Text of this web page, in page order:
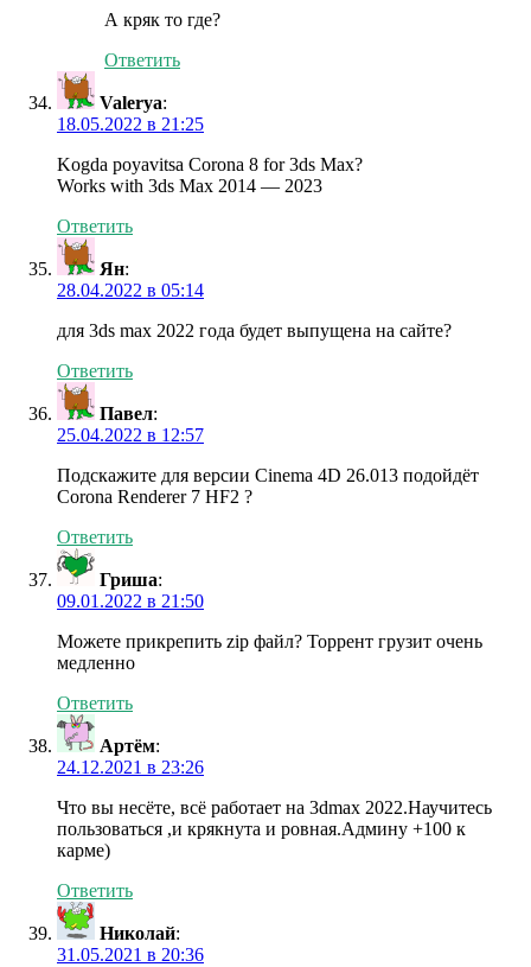
А кряк то где?
Ответить
Valerya:
18.05.2022 в 21:25
Kogda poyavitsa Corona 8 for 3ds Max?
Works with 3ds Max 2014 — 2023
Ответить
Ян:
28.04.2022 в 05:14
для 3ds max 2022 года будет выпущена на сайте?
Ответить
Павел:
25.04.2022 в 12:57
Подскажите для версии Cinema 4D 26.013 подойдёт
Corona Renderer 7 HF2 ?
Ответить
Гриша:
09.01.2022 в 21:50
Можете прикрепить zip файл? Торрент грузит очень
медленно
Ответить
Артём:
24.12.2021 в 23:26
Что вы несёте, всё работает на 3dmax 2022.Научитесь
пользоваться ,и крякнута и ровная.Админу +100 к
карме)
Ответить
Николай:
31.05.2021 в 20:36